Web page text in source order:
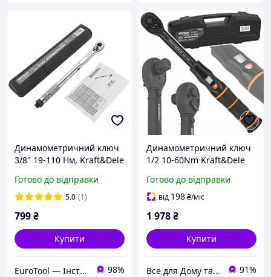
Динамометричний ключ
3/8" 19-110 Нм, Kraft&Dele
Готово до відправки
5.0 (1)
799₴
Купити
ㅤEuroTool — Інструмент і Обладнання 98%
Динамометричний ключ
1/2 10-60Nm Kraft&Dele
Готово до відправки
від 198₴/міс
1 978₴
Купити
Все для Дому та Саду Bizon24🛠 91%